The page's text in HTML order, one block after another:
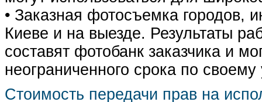
• Заказная фотосъемка городов,
Киеве и на выезде. Результаты
составят фотобанк заказчика и
неограниченного срока по
Стоимость передачи прав на